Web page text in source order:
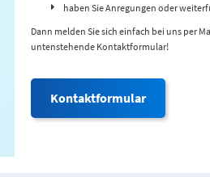
haben Sie Anregungen oder
Dann melden Sie sich einfach bei uns per
untenstehende Kontaktformular!
Kontaktformular